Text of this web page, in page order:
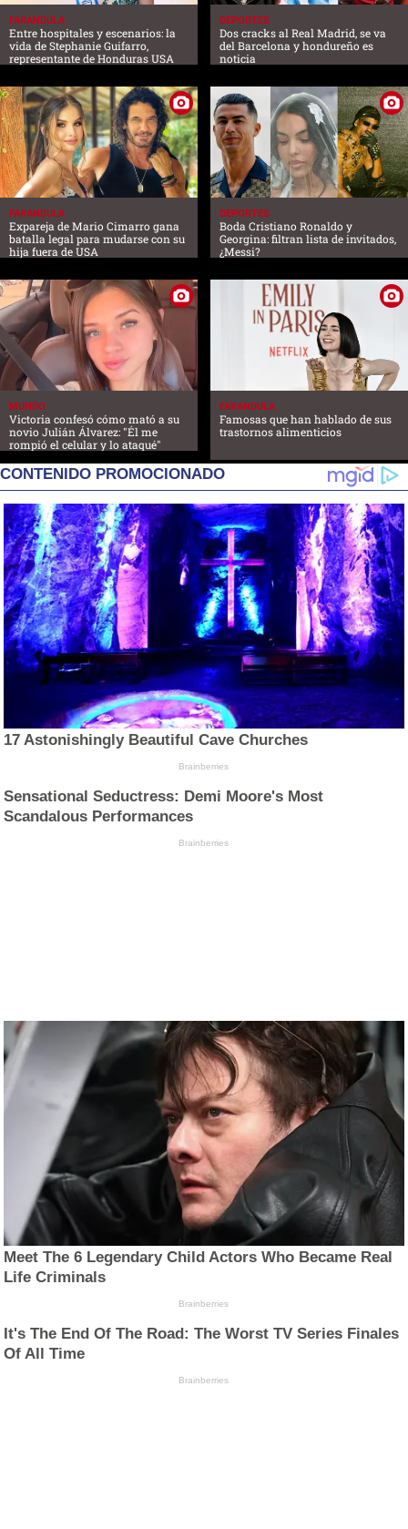
FARANDULA
Entre hospitales y escenarios: la
vida de Stephanie Guifarro,
representante de Honduras USA
DEPORTES
Dos cracks al Real Madrid, se va
del Barcelona y hondureño es
noticia
FARANDULA
Expareja de Mario Cimarro gana
batalla legal para mudarse con su
hija fuera de USA
DEPORTES
Boda Cristiano Ronaldo y
Georgina: filtran lista de invitados,
¿Messi?
MUNDO
Victoria confesó cómo mató a su
novio Julián Álvarez: "Él me
rompió el celular y lo ataqué"
FARANDULA
Famosas que han hablado de sus
trastornos alimenticios
CONTENIDO PROMOCIONADO
17 Astonishingly Beautiful Cave Churches
Brainberries
Sensational Seductress: Demi Moore's Most
Scandalous Performances
Brainberries
Meet The 6 Legendary Child Actors Who Became Real
Life Criminals
Brainberries
It's The End Of The Road: The Worst TV Series Finales
Of All Time
Brainberries